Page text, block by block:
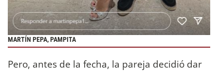
MARTÍN PEPA, PAMPITA
Pero, antes de la fecha, la pareja decidió dar